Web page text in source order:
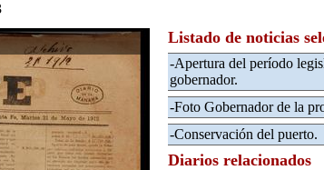
Listado de noticias
-Apertura del período
gobernador.
-Foto Gobernador de la
-Conservación del puerto.
Diarios relacionados